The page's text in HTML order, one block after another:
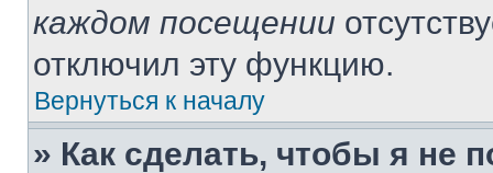
каждом посещении
отключил эту функцию.
Вернуться к началу
» Как сделать, чтобы я не